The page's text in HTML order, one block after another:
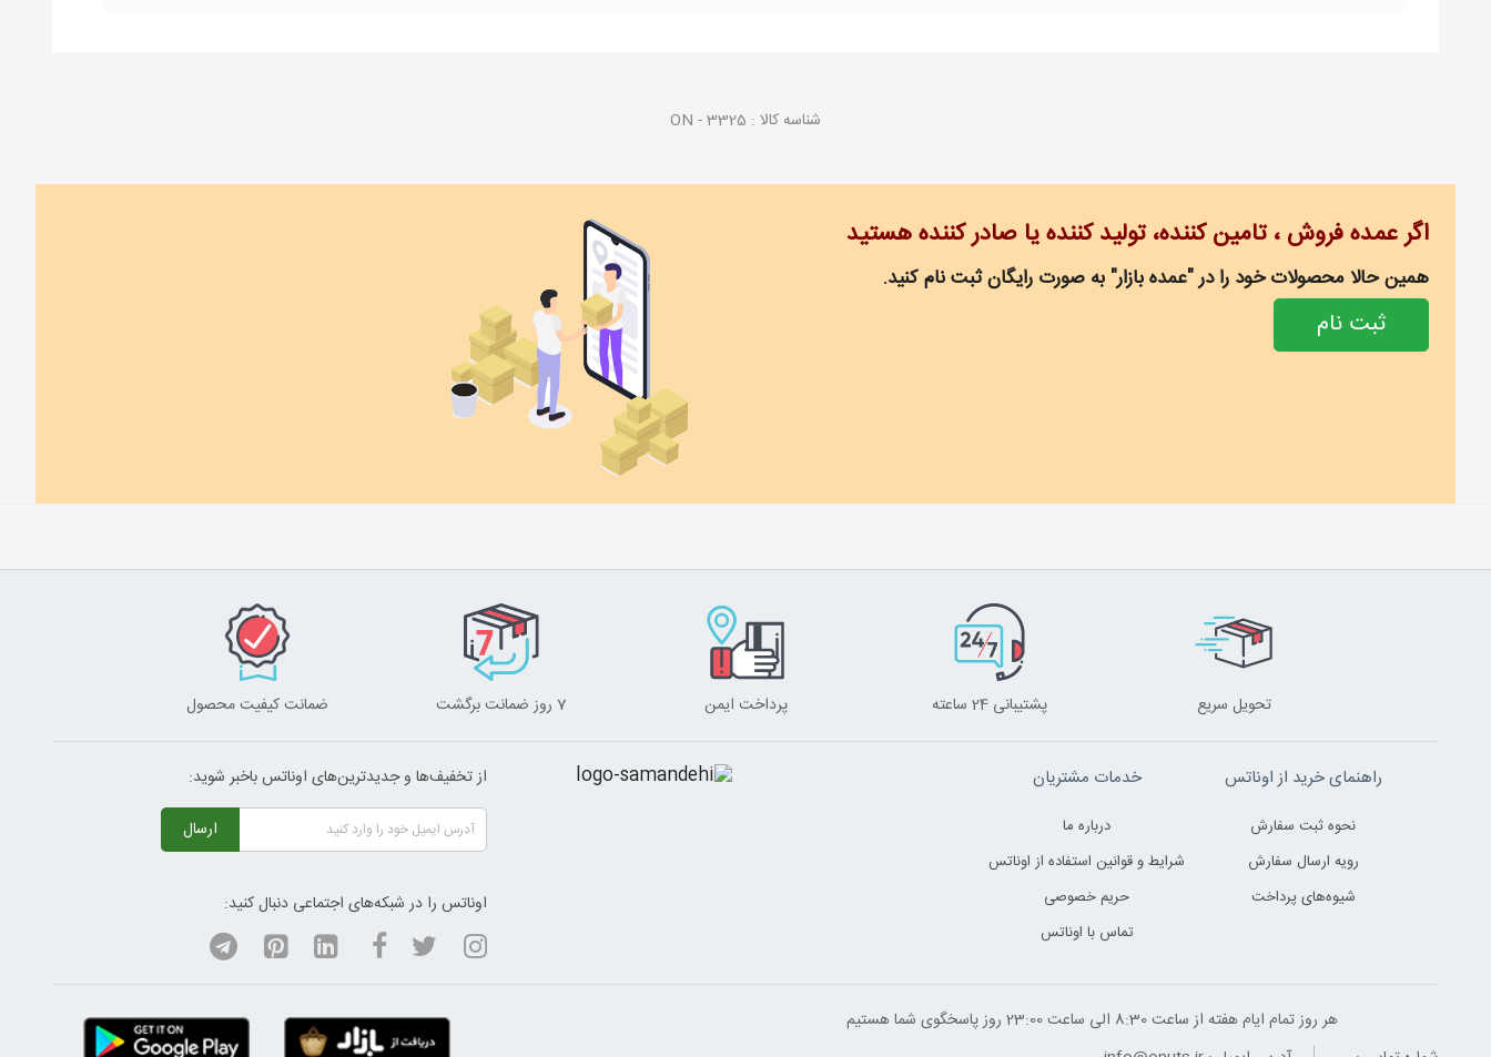
شناسه کالا : ON - 3325
اگر عمده فروش ، تامین کننده، تولید کننده یا صادر کننده هستید
همین حالا محصولات خود را در "عمده بازار" به صورت رایگان ثبت نام کنید.
ثبت نام
تحویل سریع پشتیبانی 24 ساعته پرداخت ایمن 7 روز ضمانت برگشت ضمانت کیفیت محصول
راهنمای خرید از اوناتس
نحوه ثبت سفارش
رویه ارسال سفارش
شیوه‌های پرداخت
خدمات مشتریان
درباره ما
شرایط و قوانین استفاده از اوناتس
حریم خصوصی
تماس با اوناتس
از تخفیف‌ها و جدیدترین‌های اوناتس باخبر شوید:
ارسال
اوناتس را در شبکه‌های اجتماعی دنبال کنید:
هر روز تمام ایام هفته از ساعت 8:30 الی ساعت 23:00 ‌روز پاسخگوی شما هستیم